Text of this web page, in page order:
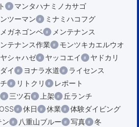
マンタハナミノカサゴ
ツーマン
ミナミハコフグ
メガネゴンベ
メンテナンス
ンテナンス作業
モンツキカエルウオ
ヤシャハゼ ヤッコエイ
ヤドカリ
イ ヨナラ水道
ライセンス
リトクリ
レポート
三ツ石 上架
丘ランチ
休日 休業
体験ダイビング
ン 八重山ブルー 写真
冬